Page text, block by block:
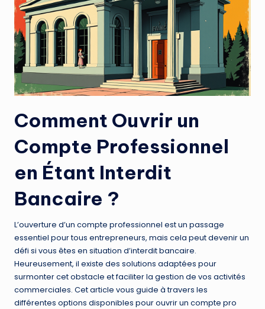
Comment Ouvrir un
Compte Professionnel
en Étant Interdit
Bancaire ?
L’ouverture d’un compte professionnel est un passage
essentiel pour tous entrepreneurs, mais cela peut devenir un
défi si vous êtes en situation d’interdit bancaire.
Heureusement, il existe des solutions adaptées pour
surmonter cet obstacle et faciliter la gestion de vos activités
commerciales. Cet article vous guide à travers les
différentes options disponibles pour ouvrir un compte pro